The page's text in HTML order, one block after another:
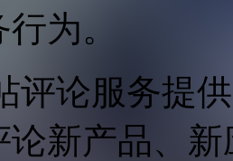
为。
评论服务提
论新产品、